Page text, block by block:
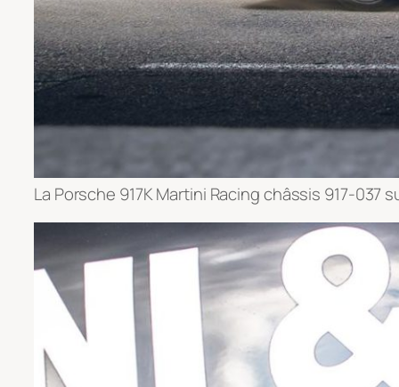
La Porsche 917K Martini Racing châssis 917-037